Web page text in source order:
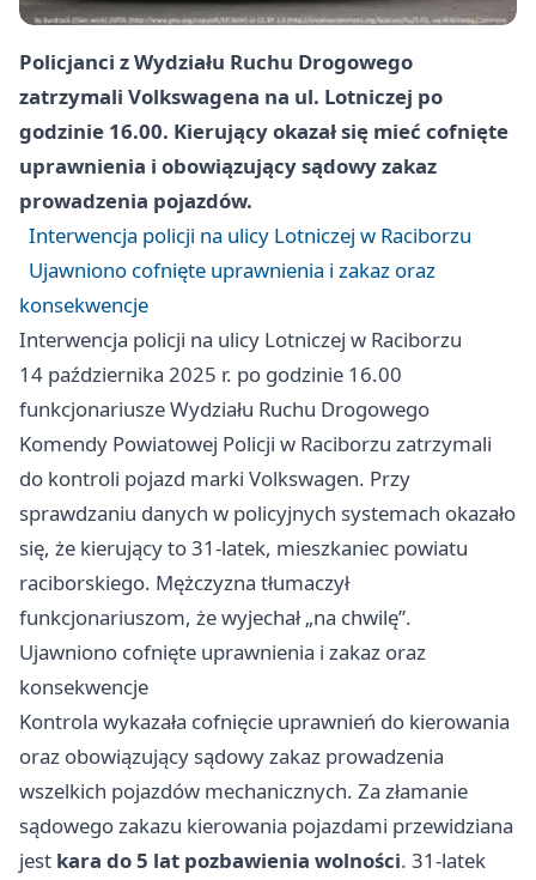
Policjanci z Wydziału Ruchu Drogowego
zatrzymali Volkswagena na ul. Lotniczej po
godzinie 16.00. Kierujący okazał się mieć cofnięte
uprawnienia i obowiązujący sądowy zakaz
prowadzenia pojazdów.
Interwencja policji na ulicy Lotniczej w Raciborzu
Ujawniono cofnięte uprawnienia i zakaz oraz
konsekwencje
Interwencja policji na ulicy Lotniczej w Raciborzu
14 października 2025 r. po godzinie 16.00
funkcjonariusze Wydziału Ruchu Drogowego
Komendy Powiatowej Policji w Raciborzu zatrzymali
do kontroli pojazd marki Volkswagen. Przy
sprawdzaniu danych w policyjnych systemach okazało
się, że kierujący to 31-latek, mieszkaniec powiatu
raciborskiego. Mężczyzna tłumaczył
funkcjonariuszom, że wyjechał „na chwilę”.
Ujawniono cofnięte uprawnienia i zakaz oraz
konsekwencje
Kontrola wykazała cofnięcie uprawnień do kierowania
oraz obowiązujący sądowy zakaz prowadzenia
wszelkich pojazdów mechanicznych. Za złamanie
sądowego zakazu kierowania pojazdami przewidziana
jest kara do 5 lat pozbawienia wolności. 31-latek